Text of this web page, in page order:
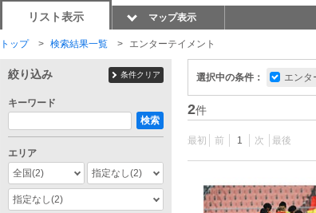
リスト表示 マップ表示
トップ 検索結果一覧 エンターテイメント
選択中の条件： エンタ
2件
最初 前 1 次 最後
絞り込み 条件クリア
キーワード
検索
エリア
全国(2) 指定なし(2)
指定なし(2)